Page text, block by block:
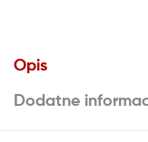
Opis
Dodatne